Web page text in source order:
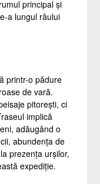
principal și
a lungul râului
printr-o pădure
de vară.
pitorești, ci
implică
adăugând o
abundența de
prezența urșilor,
expediție.